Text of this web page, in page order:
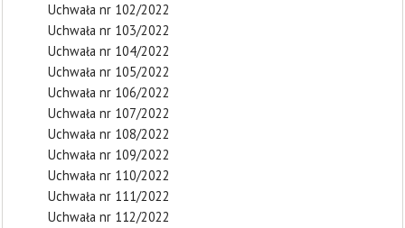
Uchwała nr 102/2022
Uchwała nr 103/2022
Uchwała nr 104/2022
Uchwała nr 105/2022
Uchwała nr 106/2022
Uchwała nr 107/2022
Uchwała nr 108/2022
Uchwała nr 109/2022
Uchwała nr 110/2022
Uchwała nr 111/2022
Uchwała nr 112/2022